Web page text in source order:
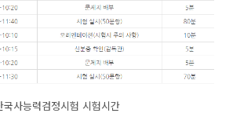
국사능력검정시험 시험시간